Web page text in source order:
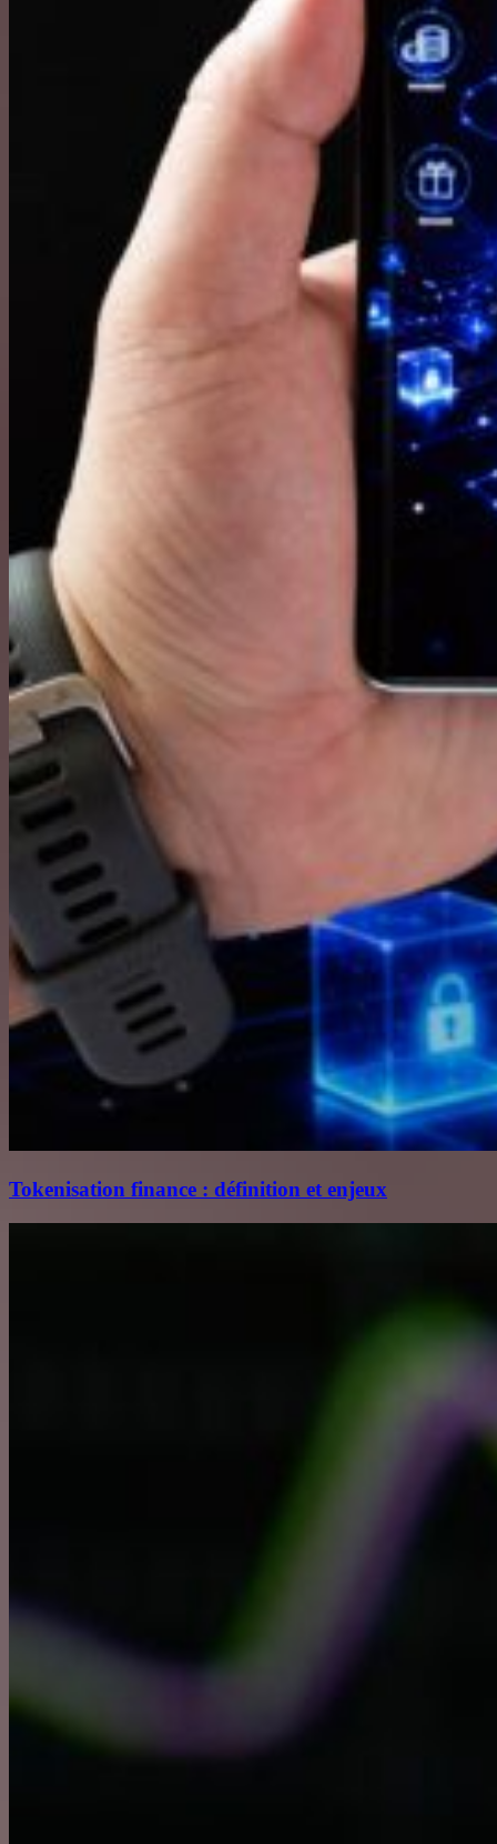
Tokenisation finance : définition et enjeux